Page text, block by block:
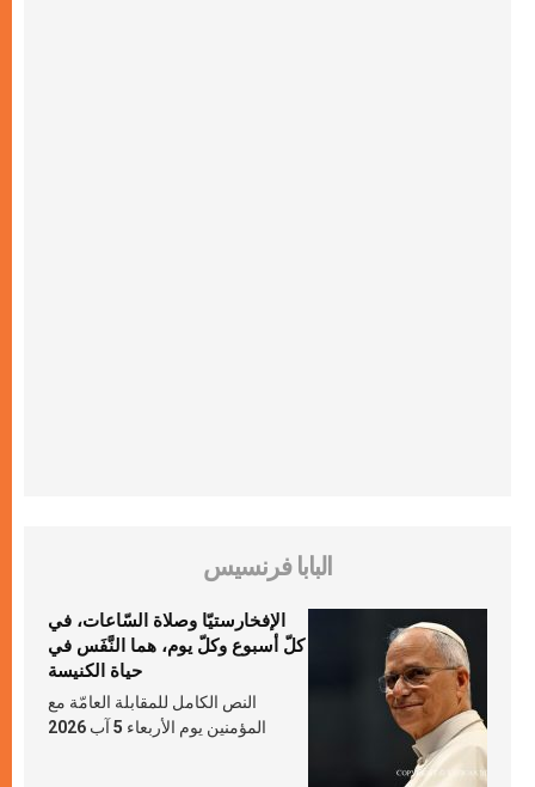
البابا فرنسيس
الإفخارستيّا وصلاة السّاعات، في
كلّ أسبوع وكلّ يوم، هما النَّفَس في
حياة الكنيسة
النص الكامل للمقابلة العامّة مع
المؤمنين يوم الأربعاء 5 آب 2026